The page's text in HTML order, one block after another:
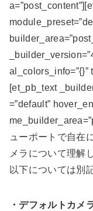
al_colors_info=”{}”
[et_pb_text
=”default”
ューポートで自在
メラについて理解
以下については別
・デフォルトカメ